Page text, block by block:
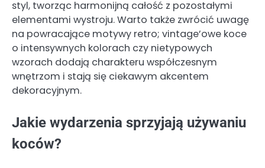
styl, tworząc harmonijną całość z pozostałymi
elementami wystroju. Warto także zwrócić uwagę
na powracające motywy retro; vintage’owe koce
o intensywnych kolorach czy nietypowych
wzorach dodają charakteru współczesnym
wnętrzom i stają się ciekawym akcentem
dekoracyjnym.
Jakie wydarzenia sprzyjają używaniu
koców?